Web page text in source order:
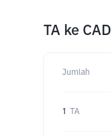
TA ke CAD
Jumlah
1 TA